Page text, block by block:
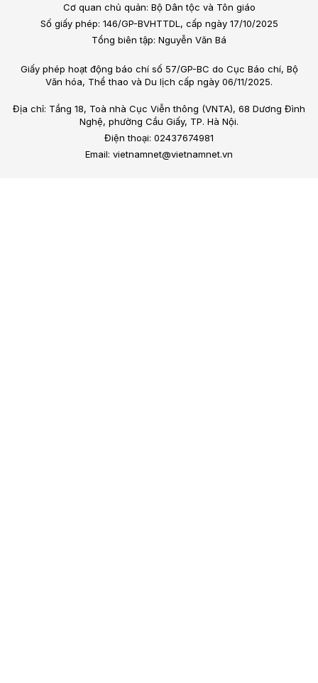
Cơ quan chủ quản: Bộ Dân tộc và Tôn giáo
Số giấy phép: 146/GP-BVHTTDL, cấp ngày 17/10/2025
Tổng biên tập: Nguyễn Văn Bá
Giấy phép hoạt động báo chí số 57/GP-BC do Cục Báo chí, Bộ
Văn hóa, Thể thao và Du lịch cấp ngày 06/11/2025.
Địa chỉ: Tầng 18, Toà nhà Cục Viễn thông (VNTA), 68 Dương Đình
Nghệ, phường Cầu Giấy, TP. Hà Nội.
Điện thoại: 02437674981
Email: vietnamnet@vietnamnet.vn